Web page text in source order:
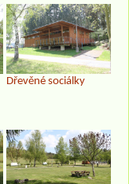
Dřevěné sociálky